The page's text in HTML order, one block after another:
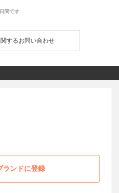
間です
するお問い合わせ
ランドに登録